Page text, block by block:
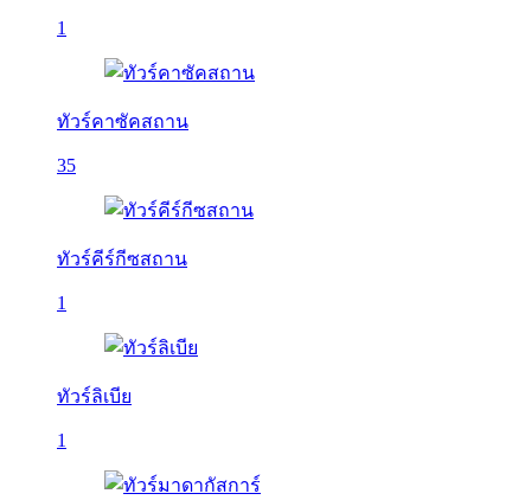
1
ทัวร์คาซัคสถาน
35
ทัวร์คีร์กีซสถาน
1
ทัวร์ลิเบีย
1